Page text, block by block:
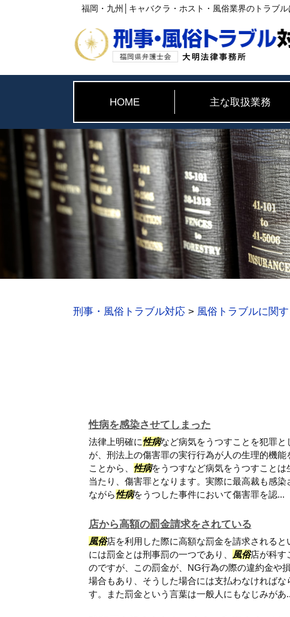
福岡・九州│キャバクラ・ホスト・風俗業界のトラブ
HOME 主な取扱業務
刑事・風俗トラブル対応 > 風俗トラブルに関
性病を感染させてしまった
法律上明確に性病など病気をうつすことを犯罪
が、刑法上の傷害罪の実行行為が人の生理的機能
ことから、 性病をうつすなど病気をうつすことは
当たり、傷害罪となります。実際に最高裁も感
ながら性病をうつした事件において傷害罪を認...
店から高額の罰金請求をされている
風俗店を利用した際に高額な罰金を請求される
には罰金とは刑事罰の一つであり、
風俗店が科す
のですが、この罰金が、NG行為の際の違約金や
場合もあり、そうした場合には支払わなければな
す。また罰金という言葉は一般人にもなじみがあ